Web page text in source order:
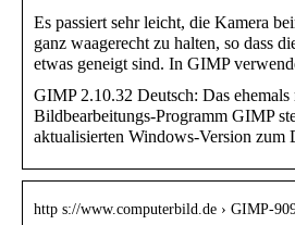
Es passiert sehr leicht, die Kamera
ganz waagerecht zu halten, so dass
etwas geneigt sind. In GIMP
GIMP 2.10.32 Deutsch: Das
Bildbearbeitungs-Programm GIMP
aktualisierten Windows-Version zum
http s://www.computerbild.de › GIMP-